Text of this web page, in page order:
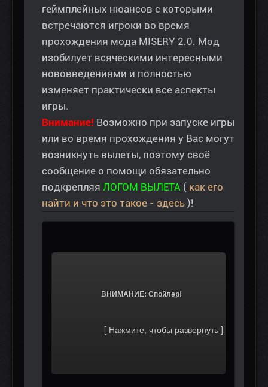
геймплейных нюансов с которыми
встречаются игроки во время
прохождения мода MISERY 2.0. Мод
изобилует всяческими интересными
нововведениями и полностью
изменяет практически все аспекты
игры.
Внимание! Возможно при запуске игры
или во время прохождения у Вас могут
возникнуть вылеты, поэтому своё
сообщение о помощи обязательно
подкрепляя ЛОГОМ ВЫЛЕТА ( как его
найти и что это такое - здесь )!